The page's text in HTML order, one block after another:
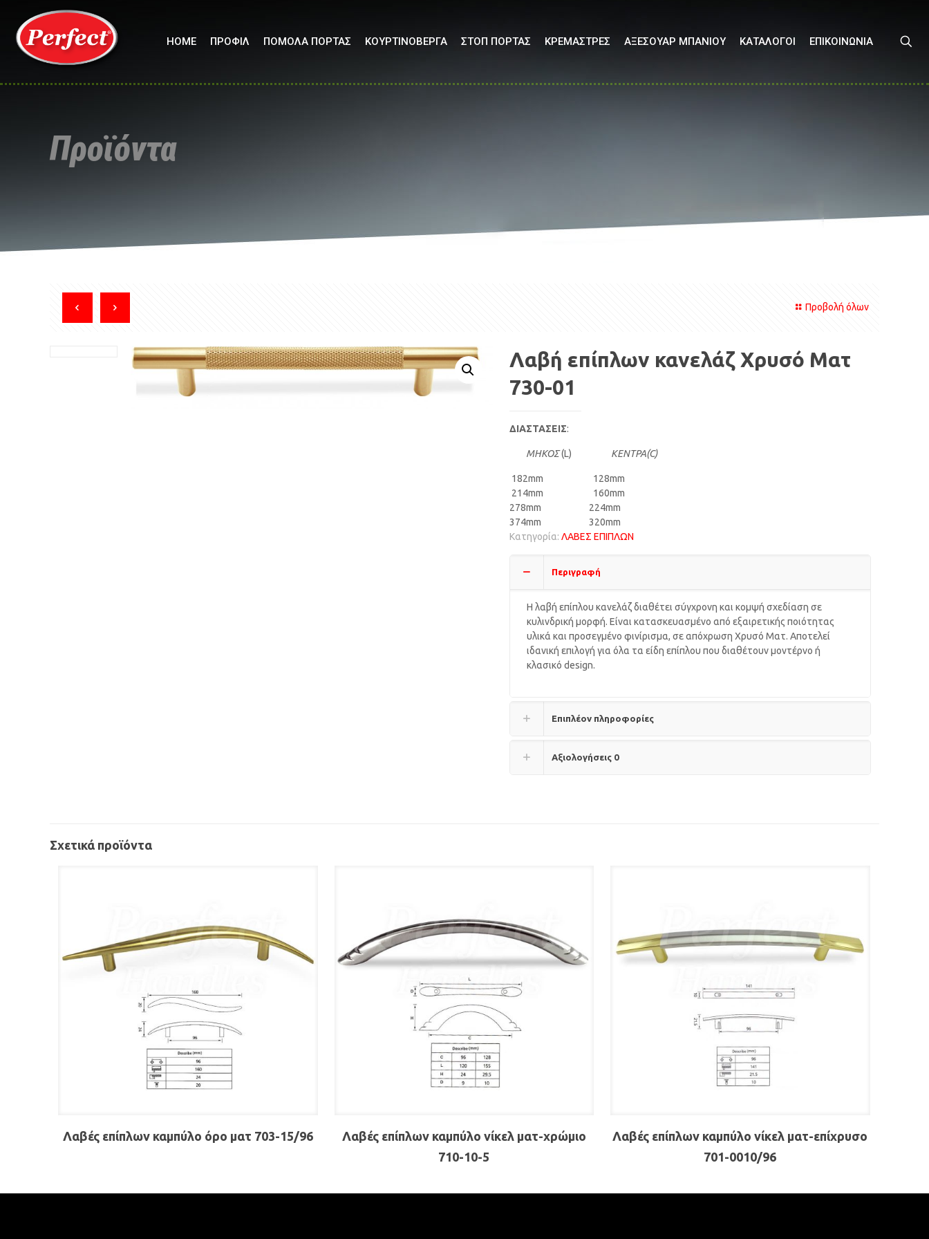
HOME ΠΡΟΦΙΛ ΠΟΜΟΛΑ ΠΟΡΤΑΣ ΚΟΥΡΤΙΝΟΒΕΡΓΑ ΣΤΟΠ ΠΟΡΤΑΣ ΚΡΕΜΑΣΤΡΕΣ ΑΞΕΣΟΥΑΡ ΜΠΑΝΙΟΥ ΚΑΤΑΛΟΓΟΙ ΕΠΙΚΟΙΝΩΝΙΑ
Προϊόντα
Προβολή όλων
Λαβή επίπλων κανελάζ Χρυσό Ματ
730-01
ΔΙΑΣΤΑΣΕΙΣ:
ΜΗΚΟΣ(L) ΚΕΝΤΡΑ(C)
182mm 128mm
214mm 160mm
278mm 224mm
374mm 320mm
Κατηγορία: ΛΑΒΕΣ ΕΠΙΠΛΩΝ
Περιγραφή
Η λαβή επίπλου κανελάζ διαθέτει σύγχρονη και κομψή σχεδίαση σε
κυλινδρική μορφή. Είναι κατασκευασμένο από εξαιρετικής ποιότητας
υλικά και προσεγμένο φινίρισμα, σε απόχρωση Χρυσό Ματ. Αποτελεί
ιδανική επιλογή για όλα τα είδη επίπλου που διαθέτουν μοντέρνο ή
κλασικό design.
Επιπλέον πληροφορίες
Αξιολογήσεις 0
Σχετικά προϊόντα
Λαβές επίπλων καμπύλο όρο ματ 703-15/96
Λαβές επίπλων καμπύλο νίκελ ματ-χρώμιο
710-10-5
Λαβές επίπλων καμπύλο νίκελ ματ-επίχρυσο
701-0010/96